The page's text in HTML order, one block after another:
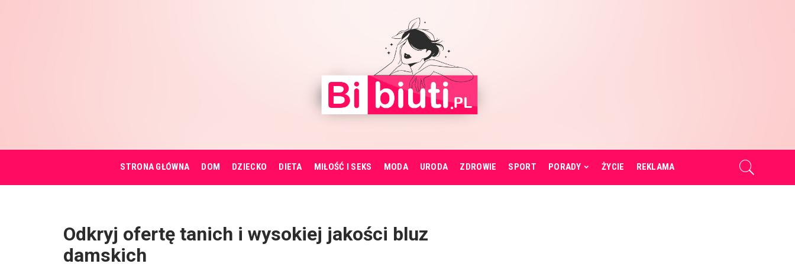
STRONA GŁÓWNA DOM DZIECKO DIETA MIŁOŚĆ I SEKS MODA URODA ZDROWIE SPORT PORADY ŻYCIE REKLAMA
Odkryj ofertę tanich i wysokiej jakości bluz
damskich